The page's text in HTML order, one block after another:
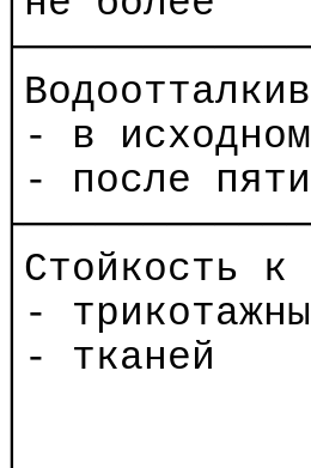
│- в
│- после
│Стойкость
│-
│- тканей